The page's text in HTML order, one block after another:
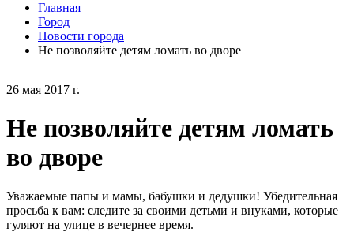
26 мая 2017 г.
Не позволяйте детям ломать
во дворе
Уважаемые папы и мамы, бабушки и дедушки! Убедительная
просьба к вам: следите за своими детьми и внуками, которые
гуляют на улице в вечернее время.
Главная
Город
Новости города
Не позволяйте детям ломать во дворе